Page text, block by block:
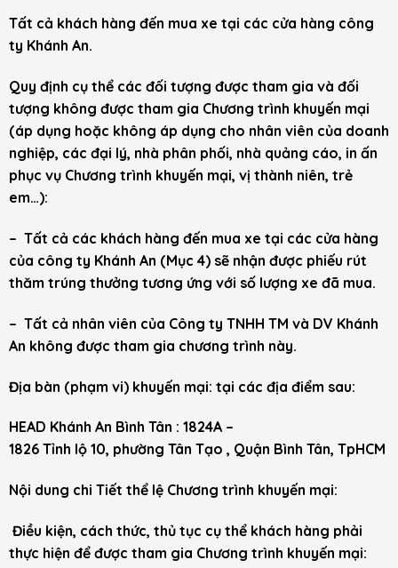
Tất cả khách hàng đến mua xe tại các cửa hàng công
ty Khánh An.
Quy định cụ thể các đối tượng được tham gia và đối
tượng không được tham gia Chương trình khuyến mại
(áp dụng hoặc không áp dụng cho nhân viên của doanh
nghiệp, các đại lý, nhà phân phối, nhà quảng cáo, in ấn
phục vụ Chương trình khuyến mại, vị thành niên, trẻ
em…):
– Tất cả các khách hàng đến mua xe tại các cửa hàng
của công ty Khánh An (Mục 4) sẽ nhận được phiếu rút
thăm trúng thưởng tương ứng với số lượng xe đã mua.
– Tất cả nhân viên của Công ty TNHH TM và DV Khánh
An không được tham gia chương trình này.
Địa bàn (phạm vi) khuyến mại: tại các địa điểm sau:
HEAD Khánh An Bình Tân : 1824A –
1826 Tỉnh lộ 10, phường Tân Tạo , Quận Bình Tân, TpHCM
Nội dung chi Tiết thể lệ Chương trình khuyến mại:
Điều kiện, cách thức, thủ tục cụ thể khách hàng phải
thực hiện để được tham gia Chương trình khuyến mại: